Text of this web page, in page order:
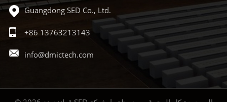
Guangdong SED Co., Ltd.
+86 13763213143
info@dmictech.com